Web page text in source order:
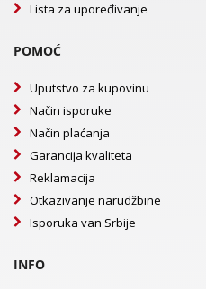
Lista za upoređivanje
POMOĆ
Uputstvo za kupovinu
Način isporuke
Način plaćanja
Garancija kvaliteta
Reklamacija
Otkazivanje narudžbine
Isporuka van Srbije
INFO